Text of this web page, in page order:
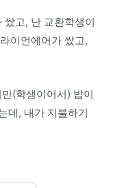
고, 난 교환학생이
이언에어가 쌌고,
(학생이어서) 밥이
데, 내가 지불하기